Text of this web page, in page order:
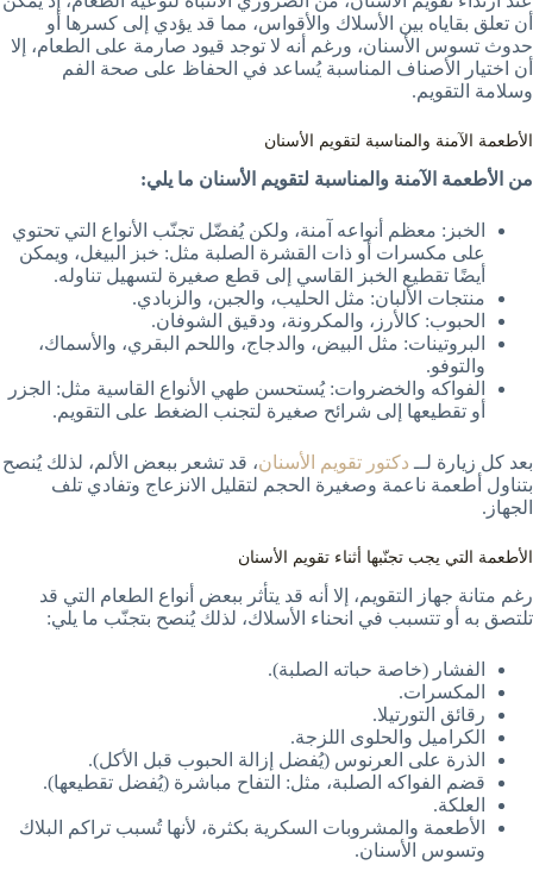
أن تعلق بقاياه بين الأسلاك والأقواس، مما قد يؤدي إلى كسرها أو
حدوث تسوس الأسنان، ورغم أنه لا توجد قيود صارمة على الطعام، إلا
أن اختيار الأصناف المناسبة يُساعد في الحفاظ على صحة الفم
وسلامة التقويم.
الأطعمة الآمنة والمناسبة لتقويم الأسنان
من الأطعمة الآمنة والمناسبة لتقويم الأسنان ما يلي:
الخبز: معظم أنواعه آمنة، ولكن يُفضّل تجنّب الأنواع التي تحتوي
على مكسرات أو ذات القشرة الصلبة مثل: خبز البيغل، ويمكن
أيضًا تقطيع الخبز القاسي إلى قطع صغيرة لتسهيل تناوله.
منتجات الألبان: مثل الحليب، والجبن، والزبادي.
الحبوب: كالأرز، والمكرونة، ودقيق الشوفان.
البروتينات: مثل البيض، والدجاج، واللحم البقري، والأسماك،
والتوفو.
الفواكه والخضروات: يُستحسن طهي الأنواع القاسية مثل: الجزر
أو تقطيعها إلى شرائح صغيرة لتجنب الضغط على التقويم.
بعد كل زيارة لــ دكتور تقويم الأسنان، قد تشعر ببعض الألم، لذلك يُنصح
بتناول أطعمة ناعمة وصغيرة الحجم لتقليل الانزعاج وتفادي تلف
الجهاز.
الأطعمة التي يجب تجنّبها أثناء تقويم الأسنان
رغم متانة جهاز التقويم، إلا أنه قد يتأثر ببعض أنواع الطعام التي قد
تلتصق به أو تتسبب في انحناء الأسلاك، لذلك يُنصح بتجنّب ما يلي:
الفشار (خاصة حباته الصلبة).
المكسرات.
رقائق التورتيلا.
الكراميل والحلوى اللزجة.
الذرة على العرنوس (يُفضل إزالة الحبوب قبل الأكل).
قضم الفواكه الصلبة، مثل: التفاح مباشرة (يُفضل تقطيعها).
العلكة.
الأطعمة والمشروبات السكرية بكثرة، لأنها تُسبب تراكم البلاك
وتسوس الأسنان.